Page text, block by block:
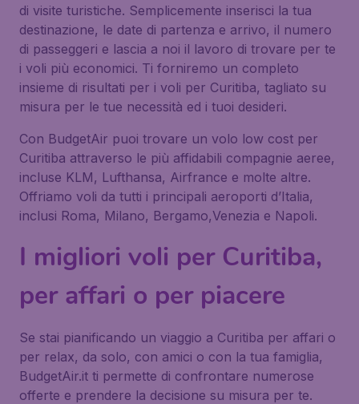
di visite turistiche. Semplicemente inserisci la tua
destinazione, le date di partenza e arrivo, il numero
di passeggeri e lascia a noi il lavoro di trovare per te
i voli più economici. Ti forniremo un completo
insieme di risultati per i voli per Curitiba, tagliato su
misura per le tue necessità ed i tuoi desideri.
Con BudgetAir puoi trovare un volo low cost per
Curitiba attraverso le più affidabili compagnie aeree,
incluse KLM, Lufthansa, Airfrance e molte altre.
Offriamo voli da tutti i principali aeroporti d’Italia,
inclusi Roma, Milano, Bergamo,Venezia e Napoli.
I migliori voli per Curitiba,
per affari o per piacere
Se stai pianificando un viaggio a Curitiba per affari o
per relax, da solo, con amici o con la tua famiglia,
BudgetAir.it ti permette di confrontare numerose
offerte e prendere la decisione su misura per te.